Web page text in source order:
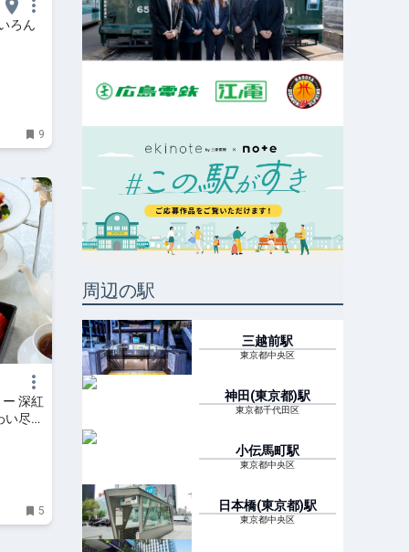
ろん
9
深紅
尽く
5
周辺の駅
三越前駅
東京都中央区
神田(東京都)駅
東京都千代田区
小伝馬町駅
東京都中央区
日本橋(東京都)駅
東京都中央区